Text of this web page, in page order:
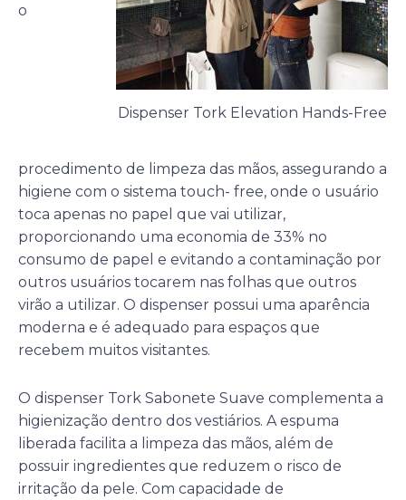
Dispenser Tork Elevation Hands-Free
o
procedimento de limpeza das mãos, assegurando a
higiene com o sistema touch- free, onde o usuário
toca apenas no papel que vai utilizar,
proporcionando uma economia de 33% no
consumo de papel e evitando a contaminação por
outros usuários tocarem nas folhas que outros
virão a utilizar. O dispenser possui uma aparência
moderna e é adequado para espaços que
recebem muitos visitantes.
O dispenser Tork Sabonete Suave complementa a
higienização dentro dos vestiários. A espuma
liberada facilita a limpeza das mãos, além de
possuir ingredientes que reduzem o risco de
irritação da pele. Com capacidade de